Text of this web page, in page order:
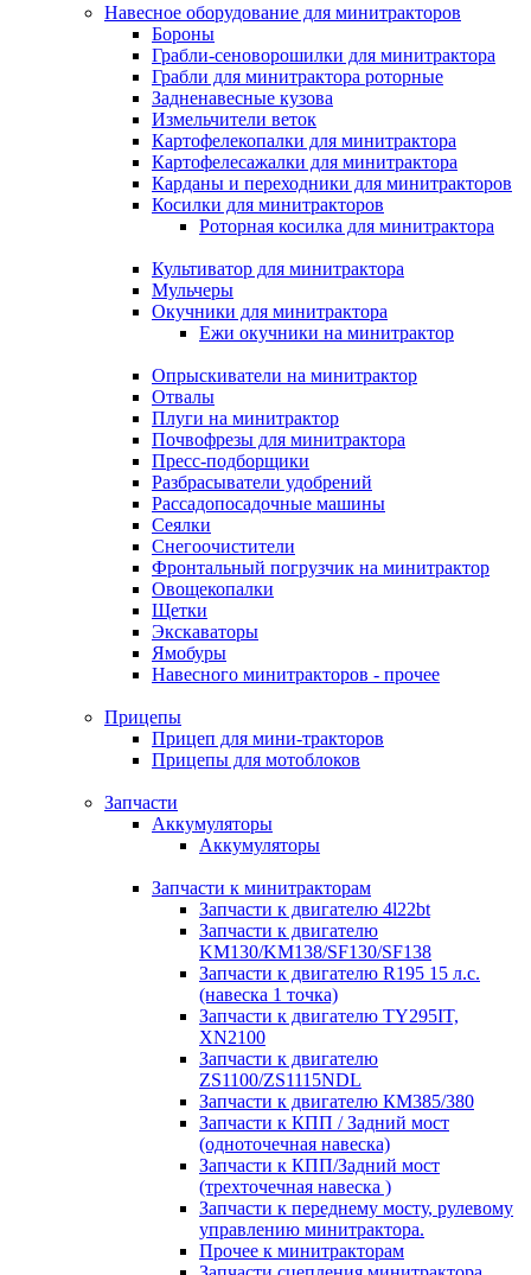
Навесное оборудование для минитракторов
Бороны
Грабли-сеноворошилки для минитрактора
Грабли для минитрактора роторные
Задненавесные кузова
Измельчители веток
Картофелекопалки для минитрактора
Картофелесажалки для минитрактора
Карданы и переходники для минитракторов
Косилки для минитракторов
Роторная косилка для минитрактора
Культиватор для минитрактора
Мульчеры
Окучники для минитрактора
Ежи окучники на минитрактор
Опрыскиватели на минитрактор
Отвалы
Плуги на минитрактор
Почвофрезы для минитрактора
Пресс-подборщики
Разбрасыватели удобрений
Рассадопосадочные машины
Сеялки
Снегоочистители
Фронтальный погрузчик на минитрактор
Овощекопалки
Щетки
Экскаваторы
Ямобуры
Навесного минитракторов - прочее
Прицепы
Прицеп для мини-тракторов
Прицепы для мотоблоков
Запчасти
Аккумуляторы
Аккумуляторы
Запчасти к минитракторам
Запчасти к двигателю 4l22bt
Запчасти к двигателю
KM130/KM138/SF130/SF138
Запчасти к двигателю R195 15 л.с.
(навеска 1 точка)
Запчасти к двигателю TY295IT,
XN2100
Запчасти к двигателю
ZS1100/ZS1115NDL
Запчасти к двигателю КМ385/380
Запчасти к КПП / Задний мост
(одноточечная навеска)
Запчасти к КПП/Задний мост
(трехточечная навеска )
Запчасти к переднему мосту, рулевому
управлению минитрактора.
Прочее к минитракторам